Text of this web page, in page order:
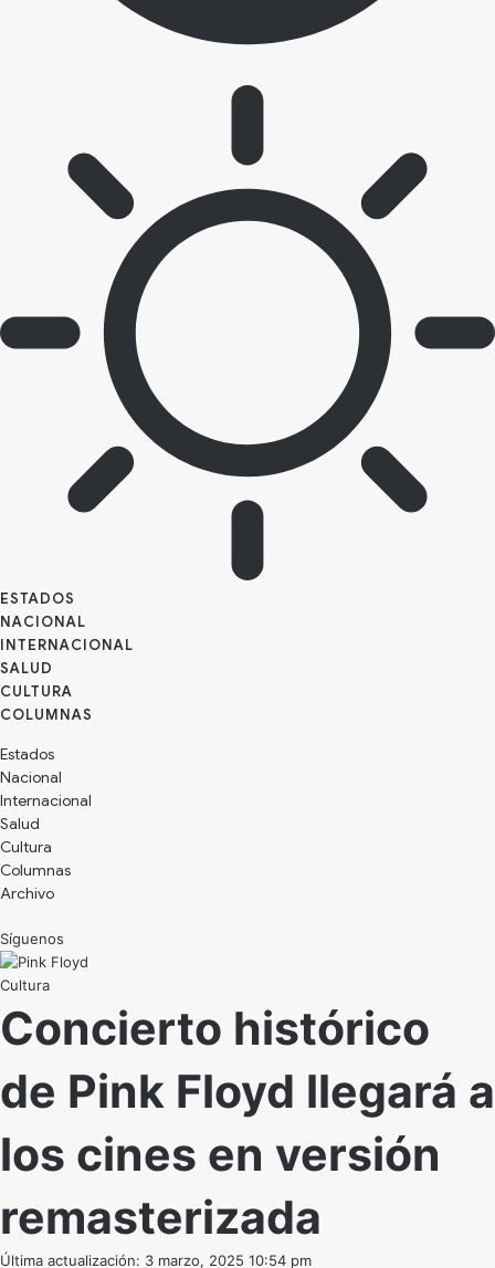
ESTADOS
NACIONAL
INTERNACIONAL
SALUD
CULTURA
Estados
Nacional
Internacional
Salud
Cultura
Archivo
Síguenos
Cultura
Concierto histórico
de Pink Floyd llegará a
los cines en versión
remasterizada
Última actualización: 3 marzo, 2025 10:54 pm